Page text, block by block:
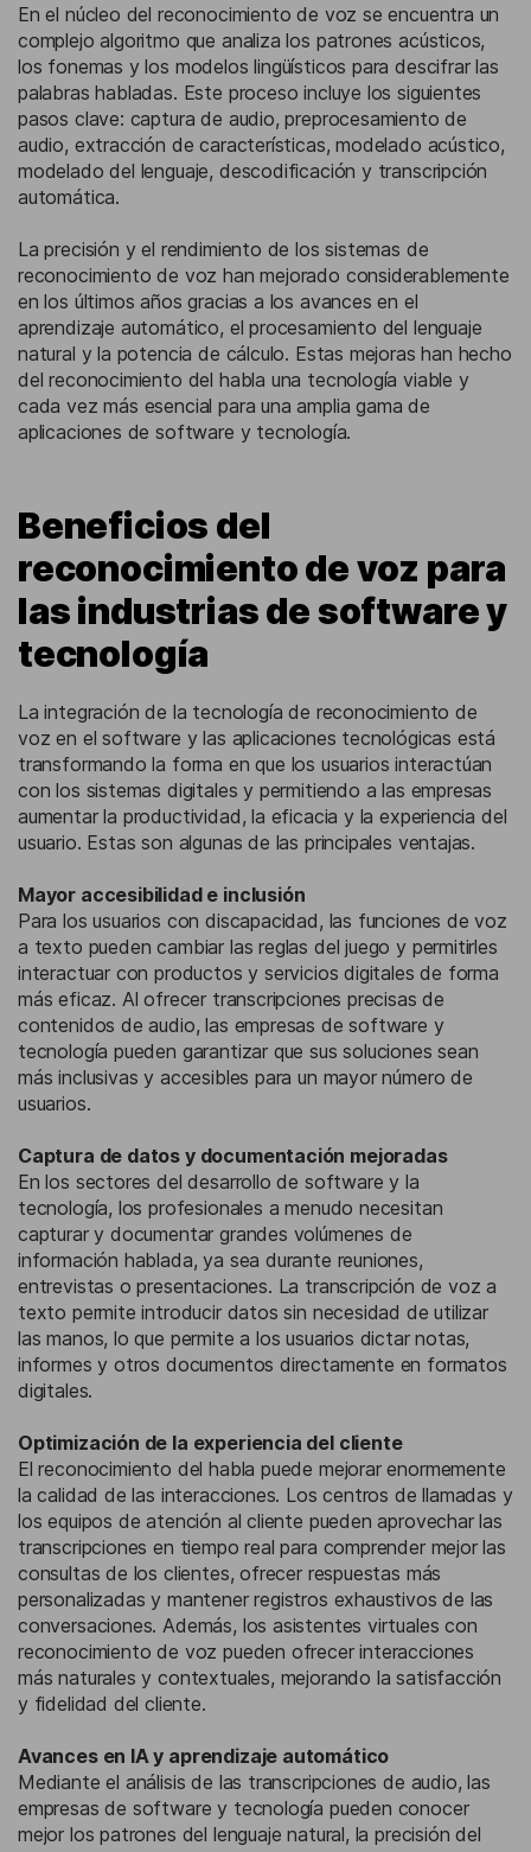
En el núcleo del reconocimiento de voz se encuentra un
complejo algoritmo que analiza los patrones acústicos,
los fonemas y los modelos lingüísticos para descifrar las
palabras habladas. Este proceso incluye los siguientes
pasos clave: captura de audio, preprocesamiento de
audio, extracción de características, modelado acústico,
modelado del lenguaje, descodificación y transcripción
automática.
La precisión y el rendimiento de los sistemas de
reconocimiento de voz han mejorado considerablemente
en los últimos años gracias a los avances en el
aprendizaje automático, el procesamiento del lenguaje
natural y la potencia de cálculo. Estas mejoras han hecho
del reconocimiento del habla una tecnología viable y
cada vez más esencial para una amplia gama de
aplicaciones de software y tecnología.
Beneficios del
reconocimiento de voz para
las industrias de software y
tecnología
La integración de la tecnología de reconocimiento de
voz en el software y las aplicaciones tecnológicas está
transformando la forma en que los usuarios interactúan
con los sistemas digitales y permitiendo a las empresas
aumentar la productividad, la eficacia y la experiencia del
usuario. Estas son algunas de las principales ventajas.
Mayor accesibilidad e inclusión
Para los usuarios con discapacidad, las funciones de voz
a texto pueden cambiar las reglas del juego y permitirles
interactuar con productos y servicios digitales de forma
más eficaz. Al ofrecer transcripciones precisas de
contenidos de audio, las empresas de software y
tecnología pueden garantizar que sus soluciones sean
más inclusivas y accesibles para un mayor número de
usuarios.
Captura de datos y documentación mejoradas
En los sectores del desarrollo de software y la
tecnología, los profesionales a menudo necesitan
capturar y documentar grandes volúmenes de
información hablada, ya sea durante reuniones,
entrevistas o presentaciones. La transcripción de voz a
texto permite introducir datos sin necesidad de utilizar
las manos, lo que permite a los usuarios dictar notas,
informes y otros documentos directamente en formatos
digitales.
Optimización de la experiencia del cliente
El reconocimiento del habla puede mejorar enormemente
la calidad de las interacciones. Los centros de llamadas y
los equipos de atención al cliente pueden aprovechar las
transcripciones en tiempo real para comprender mejor las
consultas de los clientes, ofrecer respuestas más
personalizadas y mantener registros exhaustivos de las
conversaciones. Además, los asistentes virtuales con
reconocimiento de voz pueden ofrecer interacciones
más naturales y contextuales, mejorando la satisfacción
y fidelidad del cliente.
Avances en IA y aprendizaje automático
Mediante el análisis de las transcripciones de audio, las
empresas de software y tecnología pueden conocer
mejor los patrones del lenguaje natural, la precisión del